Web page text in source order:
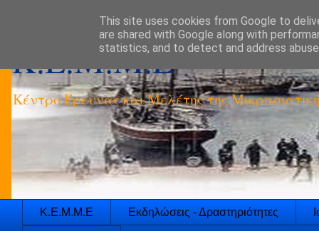
K.E.M.M.E
Κέντρο Έρευνας και Μελέτης της
Κ.Ε.Μ.Μ.Ε Εκδηλώσεις - Δραστηριότητες
This site uses cookies from Google to
are shared with Google along with
statistics, and to detect and address